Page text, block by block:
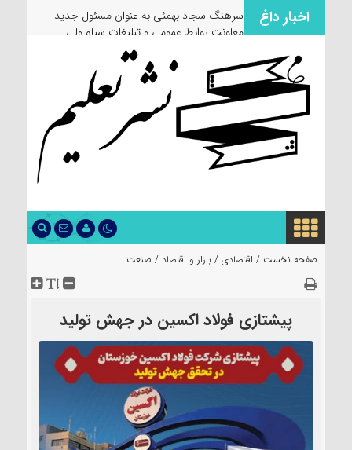
اخبار داغ
سرهنگ سجاد بهمئی به عنوان مسئول جدید
معاونت روابط عمومی و تبلیغات سپاه ولی
عصر(عج) خوزستان معرفی شد
صفحه نخست / اقتصادی / بازار و اقتصاد / صنعت
پیشتازی فولاد اکسین در جهش تولید